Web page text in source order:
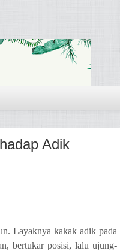
Adik
Layaknya kakak adik pada
bertukar posisi, lalu ujung-